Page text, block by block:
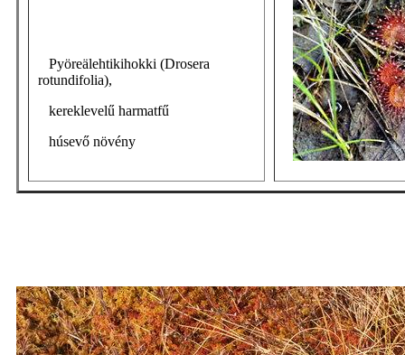
Pyöreälehtikihokki (Drosera
rotundifolia),
kereklevelű harmatfű
húsevő növény